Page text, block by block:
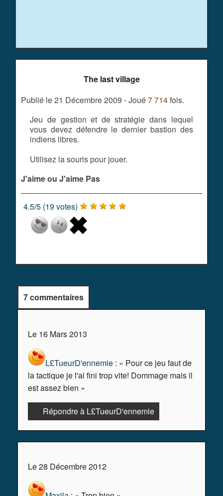
The last village
Publié le 21 Décembre 2009 - Joué7 714fois.
Jeu de gestion et de stratégie dans lequel
vous devez défendre le dernier bastion des
indiens libres.
Utilisez la souris pour jouer.
J'aime ou J'aime Pas
4.5/5 (19votes)
7commentaires
Le 16 Mars 2013
L£TueurD'ennemie : « Pour ce jeu faut de
la tactique je l'ai fini trop vite! Dommage mais il
est assez bien »
Répondre à L£TueurD'ennemie
Le 28 Décembre 2012